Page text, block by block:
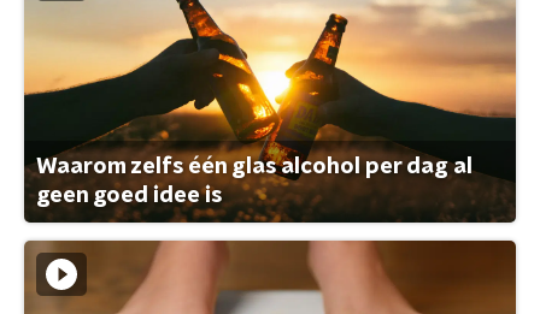
Waarom zelfs één glas alcohol per dag al
geen goed idee is